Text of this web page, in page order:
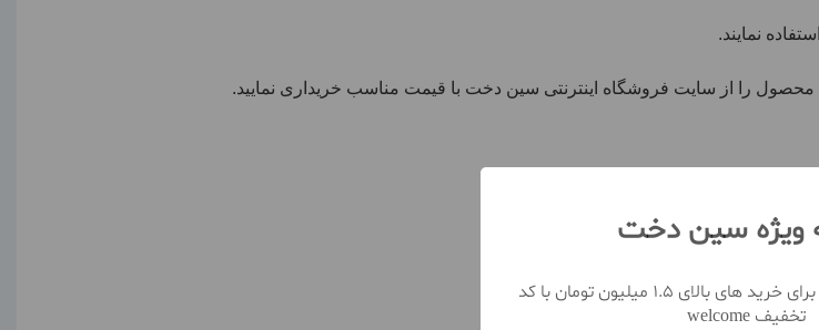
نمایند.
ویژه سین دخت
تخفیف 100هزار تومانی برای خرید های بالای 1.5 میلیون تومان با کد
تخفیف welcome